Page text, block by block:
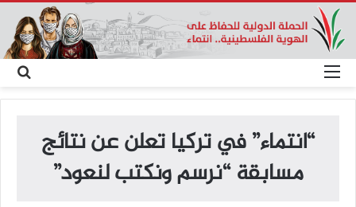
عن
القائمة
“انتماء” في تركيا تعلن عن نتائج
مسابقة “نرسم ونكتب لنعود”